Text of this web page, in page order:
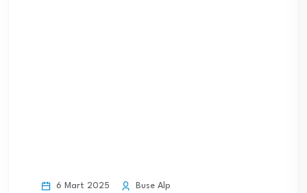
6 Mart 2025
Buse Alp